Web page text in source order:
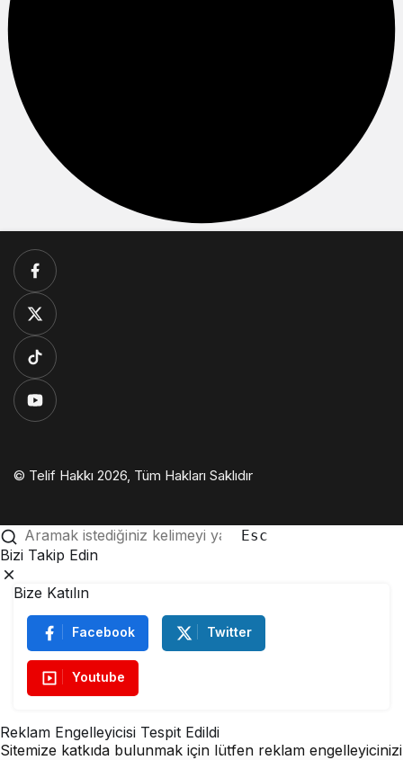
© Telif Hakkı 2026, Tüm Hakları Saklıdır
Esc
Bizi Takip Edin
Bize Katılın
Facebook Twitter
Youtube
Reklam Engelleyicisi Tespit Edildi
Sitemize katkıda bulunmak için lütfen reklam engelleyicinizi